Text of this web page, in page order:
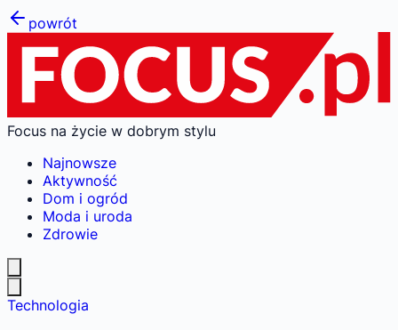
powrót
Focus na życie w dobrym stylu
Najnowsze
Aktywność
Dom i ogród
Moda i uroda
Zdrowie
Technologia